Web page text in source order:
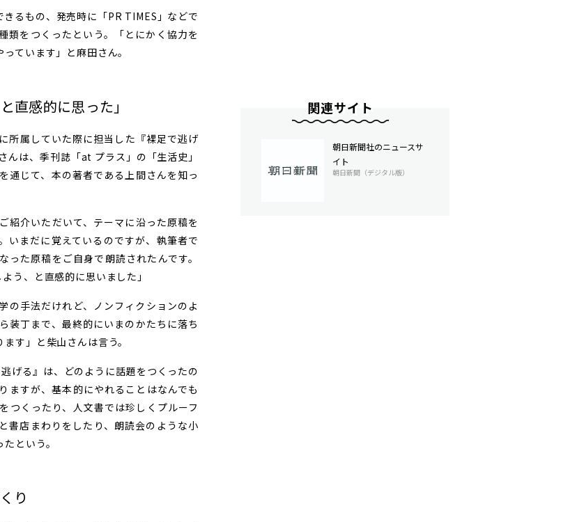
るもの、発売時に「PR TIMES」などで
類をつくったという。「とにかく協力を
ています」と麻田さん。
直感的に思った」
所属していた際に担当した『裸足で逃げ
は、季刊誌「at プラス」の「生活史」
通じて、本の著者である上間さんを知っ
紹介いただいて、テーマに沿った原稿を
いまだに覚えているのですが、執筆者で
た原稿をご自身で朗読されたんです。
う、と直感的に思いました」
手法だけれど、ノンフィクションのよ
装丁まで、最終的にいまのかたちに落ち
す」と柴山さんは言う。
げる』は、どのように話題をつくったの
ますが、基本的にやれることはなんでも
つくったり、人文書では珍しくプルーフ
書店まわりをしたり、朗読会のような小
という。
り
関連サイト
朝日新聞社のニュースサ
イト
朝日新聞（デジタル版）